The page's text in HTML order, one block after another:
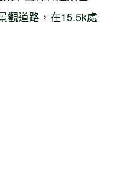
觀道路，在15.5k處